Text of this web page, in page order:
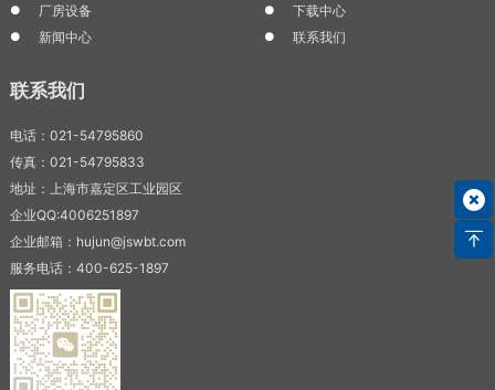
厂房设备
下载中心
新闻中心
联系我们
联系我们
电话：021-54795860
传真：021-54795833
地址：上海市嘉定区工业园区
企业QQ:4006251897
企业邮箱：hujun@jswbt.com
服务电话：400-625-1897